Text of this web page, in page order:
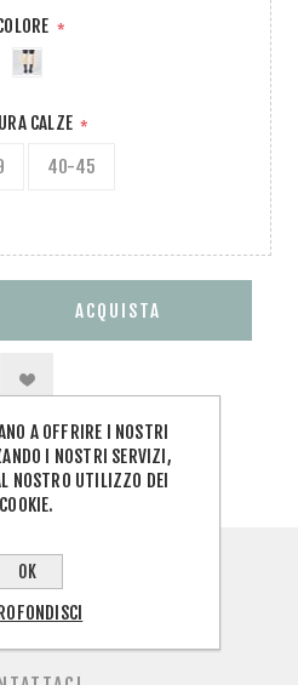
*
CALZE *
40-45
A OFFRIRE I NOSTRI
I NOSTRI SERVIZI,
NOSTRO UTILIZZO DEI
COOKIE.
OK